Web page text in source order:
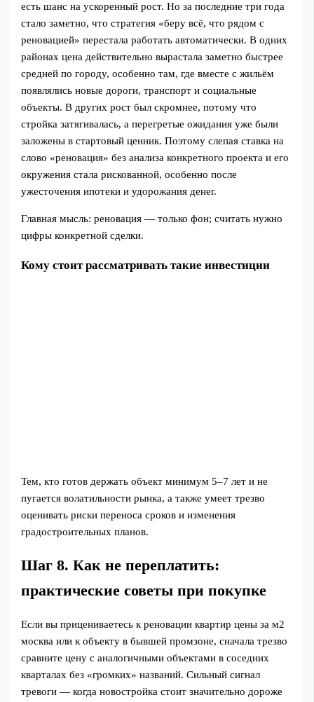
есть шанс на ускоренный рост. Но за последние три года
стало заметно, что стратегия «беру всё, что рядом с
реновацией» перестала работать автоматически. В одних
районах цена действительно вырастала заметно быстрее
средней по городу, особенно там, где вместе с жильём
появлялись новые дороги, транспорт и социальные
объекты. В других рост был скромнее, потому что
стройка затягивалась, а перегретые ожидания уже были
заложены в стартовый ценник. Поэтому слепая ставка на
слово «реновация» без анализа конкретного проекта и его
окружения стала рискованной, особенно после
ужесточения ипотеки и удорожания денег.
Главная мысль: реновация — только фон; считать нужно
цифры конкретной сделки.
Кому стоит рассматривать такие инвестиции
Тем, кто готов держать объект минимум 5–7 лет и не
пугается волатильности рынка, а также умеет трезво
оценивать риски переноса сроков и изменения
градостроительных планов.
Шаг 8. Как не переплатить:
практические советы при покупке
Если вы прицениваетесь к реновации квартир цены за м2
москва или к объекту в бывшей промзоне, сначала трезво
сравните цену с аналогичными объектами в соседних
кварталах без «громких» названий. Сильный сигнал
тревоги — когда новостройка стоит значительно дороже